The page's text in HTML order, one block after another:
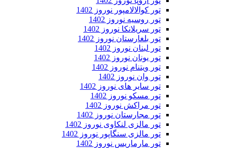
تور کوالالامپور نوروز 1402
تور روسیه نوروز 1402
تور سریلانکا نوروز 1402
تور بلغارستان نوروز 1402
تور لبنان نوروز 1402
تور یونان نوروز 1402
تور ویتنام نوروز 1402
تور وان نوروز 1402
تور سایر های نوروز 1402
تور مسکو نوروز 1402
تور مراکش نوروز 1402
تور مجارستان نوروز 1402
تور مالزی لنکاوی نوروز 1402
تور مالزی سنگاپور نوروز 1402
تور مارماریس نوروز 1402